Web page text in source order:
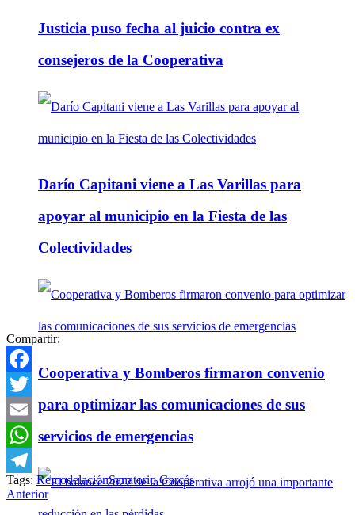
Justicia puso fecha al juicio contra ex
consejeros de la Cooperativa
Darío Capitani viene a Las Varillas para
apoyar al municipio en la Fiesta de las
Colectividades
Cooperativa y Bomberos firmaron convenio
para optimizar las comunicaciones de sus
servicios de emergencias
Compartir:
Facebook
Twitter
Email
WhatsApp
Telegram
Tags: RemodelaciónSanatorio Garcés
Anterior